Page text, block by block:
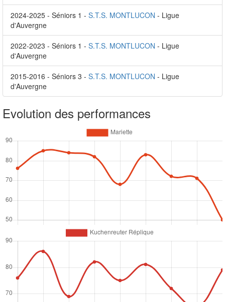
2024-2025 - Séniors 1 - S.T.S. MONTLUCON - Ligue
d'Auvergne
2022-2023 - Séniors 1 - S.T.S. MONTLUCON - Ligue
d'Auvergne
2015-2016 - Séniors 3 - S.T.S. MONTLUCON - Ligue
d'Auvergne
Evolution des performances